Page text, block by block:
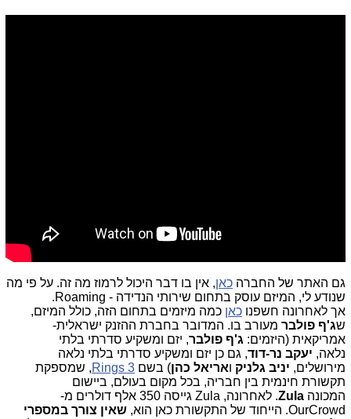
גם האתר של החברה כאן, אין בו דבר היכול לרמוז מה זה. על פי מה
שנודע לי, המיזם עוסק בתחום שירותי הנדידה - Roaming.
אך לאחרונה חשפנו כאן כמה מיזמים בתחום הזה, כולל המיזם,
שג'ף פולבר מעורב בו. המדובר בחברת ההזנק ישראלית-
אמריקאית (היזמים: ג'ף פולבר, יזם ומשקיע סדרתי בלתי
נלאה, יעקב נר-דוד, גם כן יזם ומשקיע סדרתי בלתי נלאה
מירושלים, יניב גלניק ואריאל כהן) בשם Rings 3, שמספקת
תקשורת חינמית בין חבריה, בכל מקום בעולם, ביישום
המכונה Zula
. לאחרונה, Zula גייסה 350 אלף דולרים מ-
OurCrowd. הייחוד של התקשורת כאן הוא,
שאין צורך במספרי